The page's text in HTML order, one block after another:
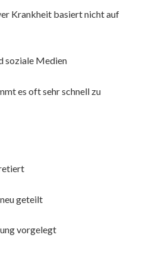
Krankheit basiert nicht auf
soziale Medien
es oft sehr schnell zu
geteilt
vorgelegt